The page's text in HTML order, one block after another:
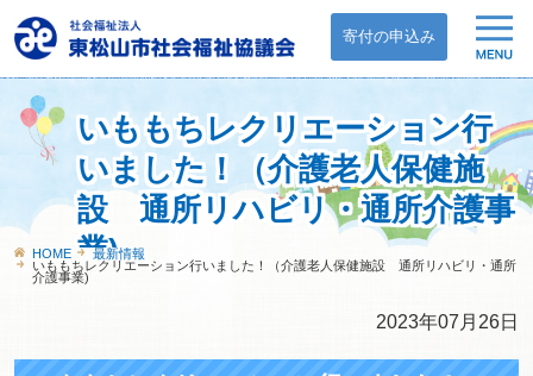
寄付の申込み
いももちレクリエーション行
いました！（介護老人保健施
設 通所リハビリ・通所介護事
業)
HOME
最新情報
いももちレクリエーション行いました！（介護老人保健施設 通所リハビリ・通所
介護事業)
2023年07月26日